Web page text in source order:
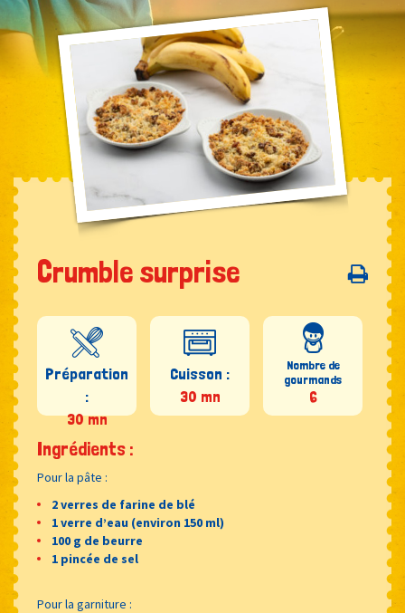
Crumble surprise
Préparation
:
30 mn
Cuisson :
30 mn
Nombre de
gourmands
6
Ingrédients :
Pour la pâte :
2 verres de farine de blé
1 verre d’eau (environ 150 ml)
100 g de beurre
1 pincée de sel
Pour la garniture :